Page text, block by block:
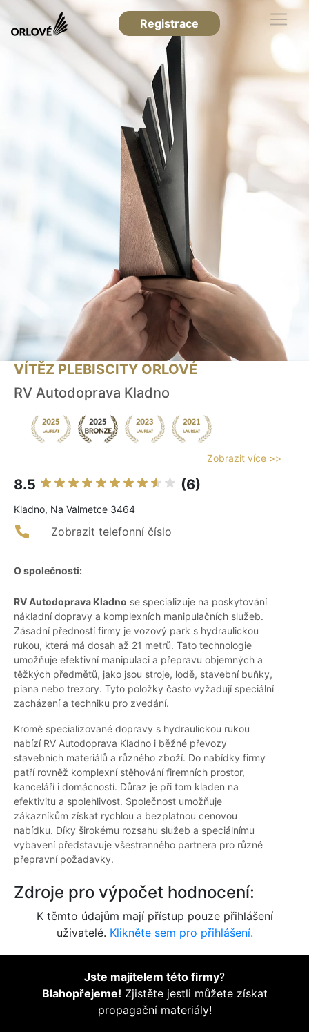
Registrace
VÍTĚZ PLEBISCITY ORLOVÉ
RV Autodoprava Kladno
Zobrazit více >>
8.5 (6)
Kladno, Na Valmetce 3464
Zobrazit telefonní číslo
O společnosti:
RV Autodoprava Kladno se specializuje na poskytování
nákladní dopravy a komplexních manipulačních služeb.
Zásadní předností firmy je vozový park s hydraulickou
rukou, která má dosah až 21 metrů. Tato technologie
umožňuje efektivní manipulaci a přepravu objemných a
těžkých předmětů, jako jsou stroje, lodě, stavební buňky,
piana nebo trezory. Tyto položky často vyžadují speciální
zacházení a techniku pro zvedání.
Kromě specializované dopravy s hydraulickou rukou
nabízí RV Autodoprava Kladno i běžné převozy
stavebních materiálů a různého zboží. Do nabídky firmy
patří rovněž komplexní stěhování firemních prostor,
kanceláří i domácností. Důraz je při tom kladen na
efektivitu a spolehlivost. Společnost umožňuje
zákazníkům získat rychlou a bezplatnou cenovou
nabídku. Díky širokému rozsahu služeb a speciálnímu
vybavení představuje všestranného partnera pro různé
přepravní požadavky.
Zdroje pro výpočet hodnocení:
K těmto údajům mají přístup pouze přihlášení
uživatelé. Klikněte sem pro přihlášení.
Jste majitelem této firmy?
Blahopřejeme! Zjistěte jestli můžete získat
propagační materiály!